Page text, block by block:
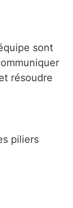
sont
résoudre
piliers